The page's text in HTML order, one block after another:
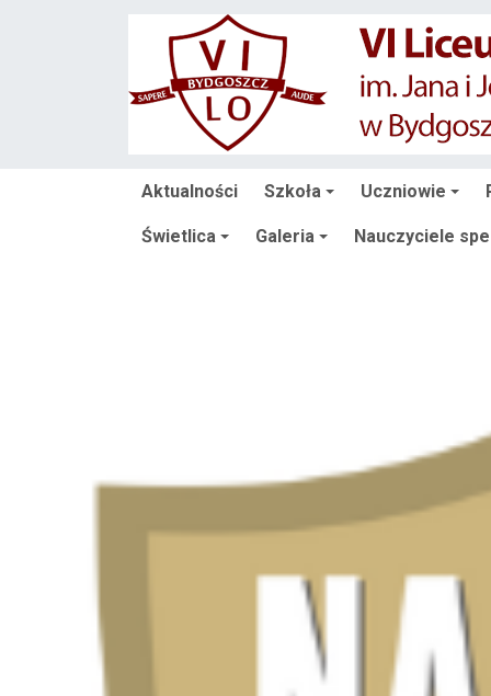
Aktualności Szkoła Uczniowie
Świetlica Galeria Nauczyciele